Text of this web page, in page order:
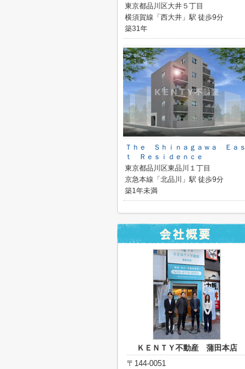
東京都品川区大井５丁目
横須賀線「西大井」駅 徒歩9分
築31年
Ｔｈｅ Ｓｈｉｎａｇａｗａ Ｅａｓ
ｔ Ｒｅｓｉｄｅｎｃｅ
東京都品川区東品川１丁目
京急本線「北品川」駅 徒歩9分
築1年未満
ＫＥＮＴＹ不動産 蒲田本店
〒144-0051